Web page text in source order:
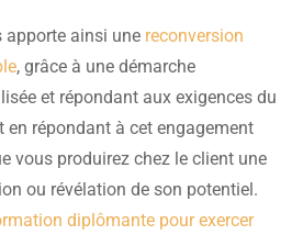
apporte ainsi une reconversion
, grâce à une démarche
et répondant aux exigences du
en répondant à cet engagement
vous produirez chez le client une
ou révélation de son potentiel.
diplômante pour exercer